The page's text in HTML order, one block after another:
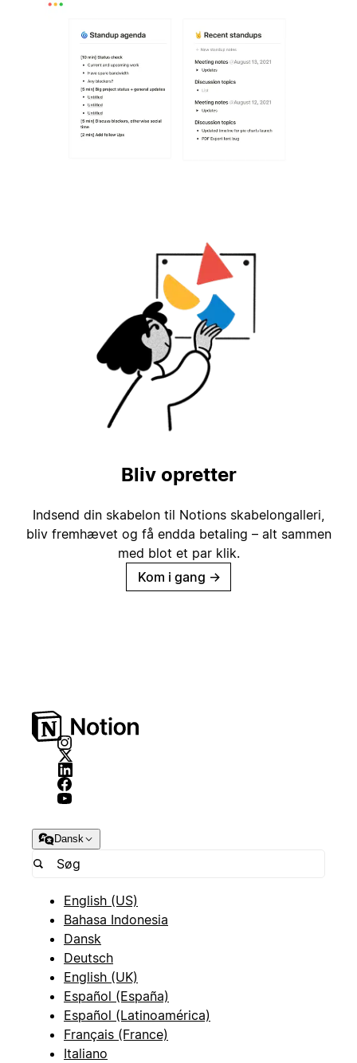
Bliv opretter
Indsend din skabelon til Notions skabelongalleri,
bliv fremhævet og få endda betaling – alt sammen
med blot et par klik.
Kom i gang →
Dansk
English (US)
Bahasa Indonesia
Dansk
Deutsch
English (UK)
Español (España)
Español (Latinoamérica)
Français (France)
Italiano